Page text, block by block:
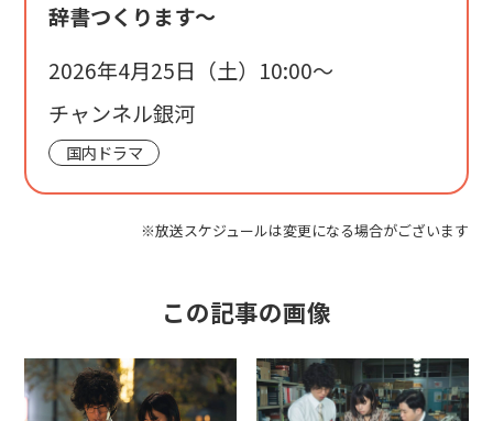
辞書つくります～
2026年4月25日（土）10:00〜
チャンネル銀河
国内ドラマ
※放送スケジュールは変更になる場合がございます
この記事の画像